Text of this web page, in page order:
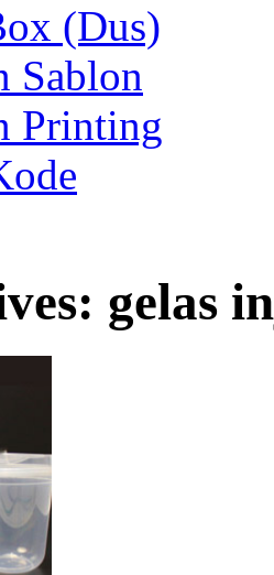
(Dus)
Sablon
Printing
gelas